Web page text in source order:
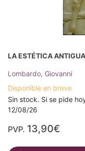
LA ESTÉTICA ANTIGUA
Lombardo, Giovanni
Disponible en breve
Sin stock. Si se pide
12/08/26
PVP. 13,90€